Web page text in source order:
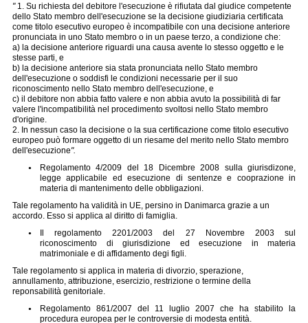
"1. Su richiesta del debitore l'esecuzione è rifiutata dal giudice competente
dello Stato membro dell'esecuzione se la decisione giudiziaria certificata
come titolo esecutivo europeo è incompatibile con una decisione anteriore
pronunciata in uno Stato membro o in un paese terzo, a condizione che:
a) la decisione anteriore riguardi una causa avente lo stesso oggetto e le
stesse parti, e
b) la decisione anteriore sia stata pronunciata nello Stato membro
dell'esecuzione o soddisfi le condizioni necessarie per il suo
riconoscimento nello Stato membro dell'esecuzione, e
c) il debitore non abbia fatto valere e non abbia avuto la possibilità di far
valere l'incompatibilità nel procedimento svoltosi nello Stato membro
d'origine.
2. In nessun caso la decisione o la sua certificazione come titolo esecutivo
europeo può formare oggetto di un riesame del merito nello Stato membro
dell'esecuzione".
Regolamento 4/2009 del 18 Dicembre 2008 sulla giurisdizone,
legge applicabile ed esecuzione di sentenze e cooprazione in
materia di mantenimento delle obbligazioni.
Tale regolamento ha validità in UE, persino in Danimarca grazie a un
accordo. Esso si applica al diritto di famiglia.
Il regolamento 2201/2003 del 27 Novembre 2003 sul
riconoscimento di giurisdizione ed esecuzione in materia
matrimoniale e di affidamento degi figli.
Tale regolamento si applica in materia di divorzio, sperazione,
annullamento, attribuzione, esercizio, restrizione o termine della
reponsabilità genitoriale.
Regolamento 861/2007 del 11 luglio 2007 che ha stabilito la
procedura europea per le controversie di modesta entità.